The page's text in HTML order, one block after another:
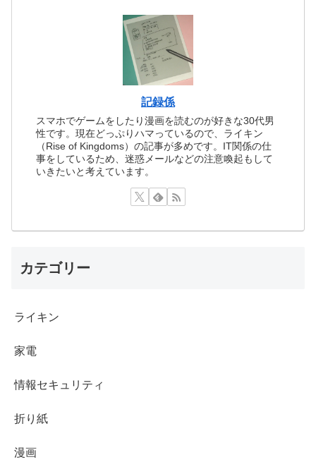
記録係
スマホでゲームをしたり漫画を読むのが好きな30代男
性です。現在どっぷりハマっているので、ライキン
（Rise of Kingdoms）の記事が多めです。IT関係の仕
事をしているため、迷惑メールなどの注意喚起もして
いきたいと考えています。
カテゴリー
ライキン
家電
情報セキュリティ
折り紙
漫画